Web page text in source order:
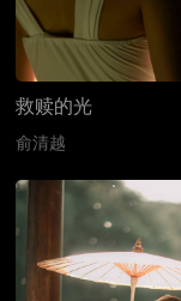
救赎的光
俞清越